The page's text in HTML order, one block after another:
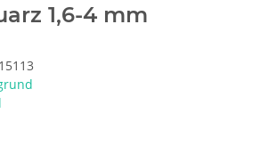
1,6-4 mm